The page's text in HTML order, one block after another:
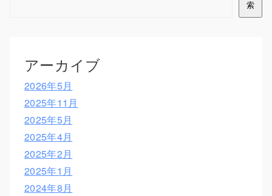
索
アーカイブ
2026年5月
2025年11月
2025年5月
2025年4月
2025年2月
2025年1月
2024年8月